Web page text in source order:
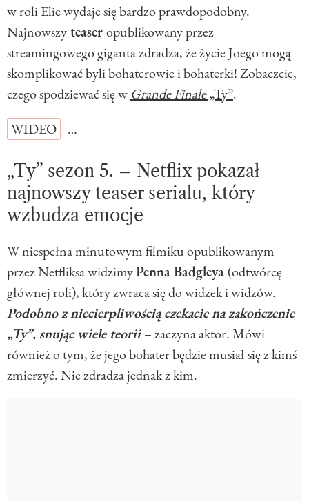
w roli Elie wydaje się bardzo prawdopodobny.
Najnowszyteaseropublikowany przez
streamingowego giganta zdradza, że życie Joego mogą
skomplikować byli bohaterowie i bohaterki! Zobaczcie,
czego spodziewać się w Grande Finale„Ty”.
WIDEO
…
„Ty” sezon 5. – Netflix pokazał
najnowszy teaser serialu, który
wzbudza emocje
W niespełna minutowym filmiku opublikowanym
przez Netfliksa widzimyPenna Badgleya(odtwórcę
głównej roli), który zwraca się do widzek i widzów.
Podobno z niecierpliwością czekacie na zakończenie
„Ty”, snując wiele teorii– zaczyna aktor. Mówi
również o tym, że jego bohater będzie musiał się z kimś
zmierzyć. Nie zdradza jednak z kim.